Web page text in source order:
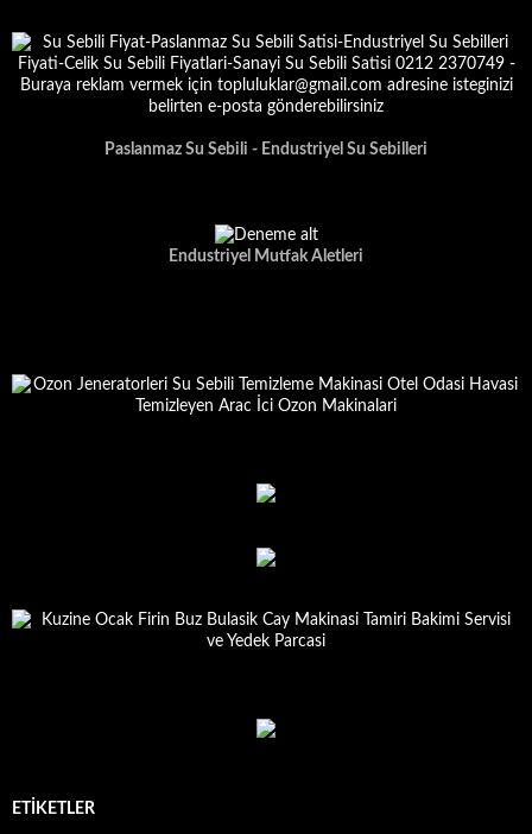
Paslanmaz Su Sebili - Endustriyel Su Sebilleri
Endustriyel Mutfak Aletleri
ETIKETLER